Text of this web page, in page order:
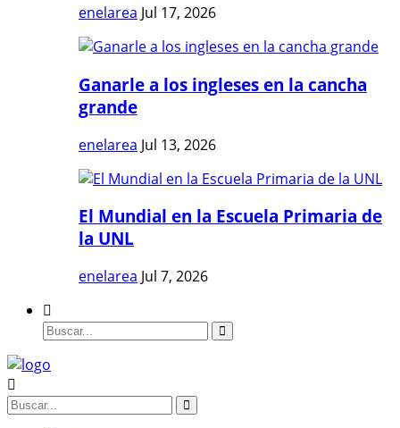
enelarea Jul 17, 2026
Ganarle a los ingleses en la cancha
grande
enelarea Jul 13, 2026
El Mundial en la Escuela Primaria de
la UNL
enelarea Jul 7, 2026